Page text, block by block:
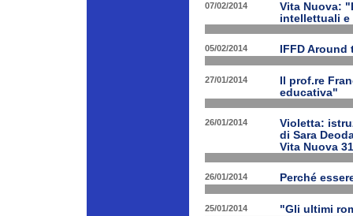
07/02/2014
Vita Nuova:
intellettuali e
05/02/2014 IFFD
27/01/2014
Il prof.re
educativa"
26/01/2014
Violetta:
di Sara
Vita Nuova
26/01/2014 Perché
25/01/2014 "Gli ultimi